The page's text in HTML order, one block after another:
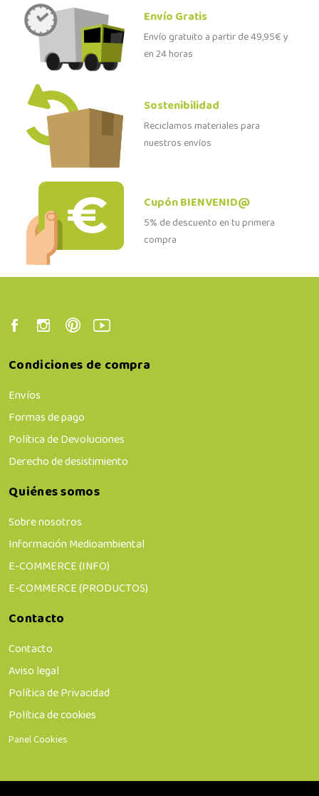
Envío Gratis
Envío gratuito a partir de 49,95€ y
en 24 horas
Sostenibilidad
Reciclamos materiales para
nuestros envíos
Cupón BIENVENID@
5% de descuento en tu primera
compra
Condiciones de compra
Envíos
Formas de pago
Política de Devoluciones
Derecho de desistimiento
Quiénes somos
Sobre nosotros
Información Medioambiental
E-COMMERCE (INFO)
E-COMMERCE (PRODUCTOS)
Contacto
Contacto
Aviso legal
Política de Privacidad
Política de cookies
Panel Cookies